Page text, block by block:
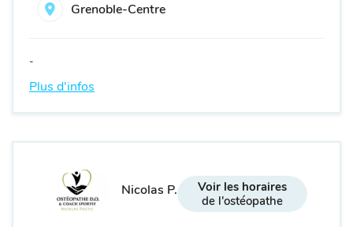
Grenoble-Centre
-
Plus d'infos
Nicolas P.
Voir les horaires
de l'ostéopathe